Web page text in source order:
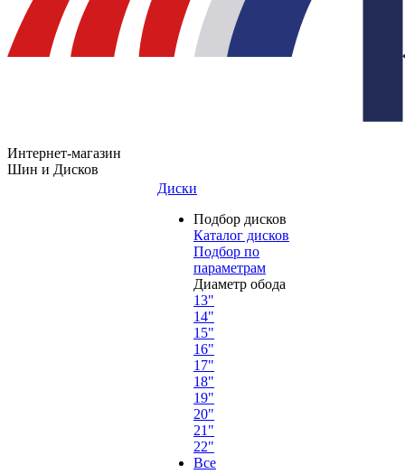
Интернет-магазин
Шин и Дисков
Диски
Подбор дисков
Каталог дисков
Подбор по
параметрам
Диаметр обода
13"
14"
15"
16"
17"
18"
19"
20"
21"
22"
Все